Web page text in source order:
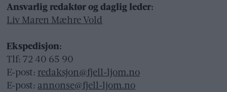
Ansvarlig redaktør og daglig leder:
Liv Maren Mæhre Vold
Ekspedisjon:
Tlf: 72 40 65 90
E-post: redaksjon@fjell-ljom.no
E-post: annonse@fjell-ljom.no